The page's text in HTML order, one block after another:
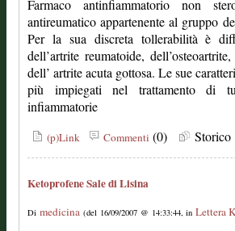
Farmaco antinfiammatorio non
antireumatico appartenente al gruppo
Per la sua discreta tollerabilità è
dell’artrite reumatoide,
dell’ artrite acuta gottosa. Le sue
più impiegati nel trattamento di
infiammatorie
(p)Link Commenti (0) Storico
Ketoprofene Sale di Lisina
Di medicina (del 16/09/2007 @ 14:33:44, in Lettera